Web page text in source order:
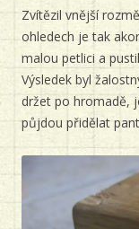
Zvítězil vnější
ohledech je tak
malou petlici a
Výsledek byl
držet po hromadě,
půjdou přidělat